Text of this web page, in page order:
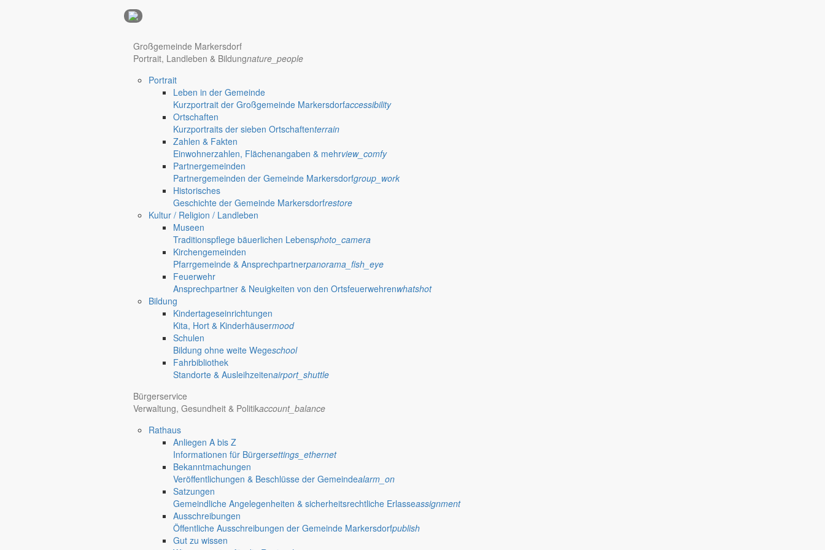
Hotel Nürnberg
anzeigen@gemeinde-markersdorf.de
Großgemeinde Markersdorf
Portrait, Landleben & Bildungnature_people
Portrait
Leben in der Gemeinde
Kurzportrait der Großgemeinde Markersdorfaccessibility
Ortschaften
Kurzportraits der sieben Ortschaftenterrain
Zahlen & Fakten
Einwohnerzahlen, Flächenangaben & mehrview_comfy
Partnergemeinden
Partnergemeinden der Gemeinde Markersdorfgroup_work
Historisches
Geschichte der Gemeinde Markersdorfrestore
Kultur / Religion / Landleben
Museen
Traditionspflege bäuerlichen Lebensphoto_camera
Kirchengemeinden
Pfarrgemeinde & Ansprechpartnerpanorama_fish_eye
Feuerwehr
Ansprechpartner & Neuigkeiten von den Ortsfeuerwehrenwhatshot
Bildung
Kindertageseinrichtungen
Kita, Hort & Kinderhäusermood
Schulen
Bildung ohne weite Wegeschool
Fahrbibliothek
Standorte & Ausleihzeitenairport_shuttle
Bürgerservice
Verwaltung, Gesundheit & Politikaccount_balance
Rathaus
Anliegen A bis Z
Informationen für Bürgersettings_ethernet
Bekanntmachungen
Veröffentlichungen & Beschlüsse der Gemeindealarm_on
Satzungen
Gemeindliche Angelegenheiten & sicherheitsrechtliche Erlasseassignment
Ausschreibungen
Öffentliche Ausschreibungen der Gemeinde Markersdorfpublish
Gut zu wissen
Deutsch-Paulsdorf
Jauernick-Buschbach
»